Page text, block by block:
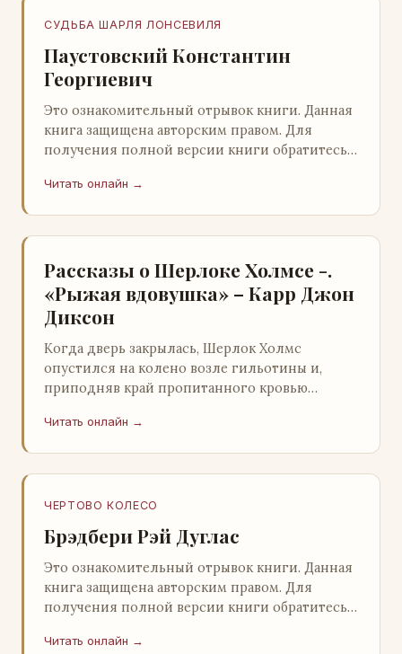
СУДЬБА ШАРЛЯ ЛОНСЕВИЛЯ
Паустовский Константин
Георгиевич
Это ознакомительный отрывок книги. Данная
книга защищена авторским правом. Для
получения полной версии книги обратитесь к
легального ко…
Читать онлайн →
Рассказы о Шерлоке Холмсе -.
«Рыжая вдовушка» – Карр Джон
Диксон
Когда дверь закрылась, Шерлок Холмс
опустился на колено возле гильотины и,
приподняв край пропитанного кровью
скрывался под ним…
Читать онлайн →
ЧЕРТОВО КОЛЕСО
Брэдбери Рэй Дуглас
Это ознакомительный отрывок книги. Данная
книга защищена авторским правом. Для
получения полной версии книги обратитесь к
легального ко…
Читать онлайн →